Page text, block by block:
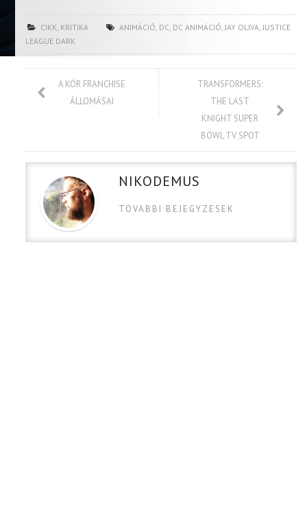
CIKK KRITIKA ANIMÁCIÓ DC DC ANIMÁCIÓ JAY OLIVA JUSTICE
LEAGUE DARK
A KÖR FRANCHISE
ÁLLOMÁSAI
TRANSFORMERS:
THE LAST
KNIGHT SUPER
BOWL TV SPOT
NIKODEMUS
TOVABBI BEJEGYZESEK